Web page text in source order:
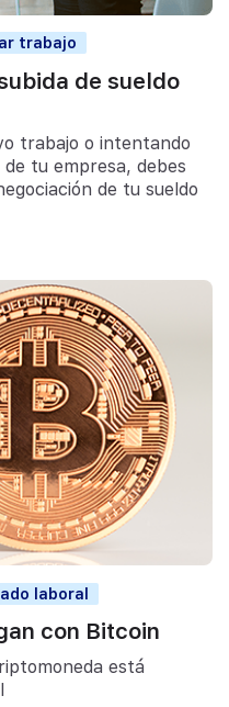
trabajo
de sueldo
trabajo o intentando
tu empresa, debes
de tu sueldo
laboral
con Bitcoin
está